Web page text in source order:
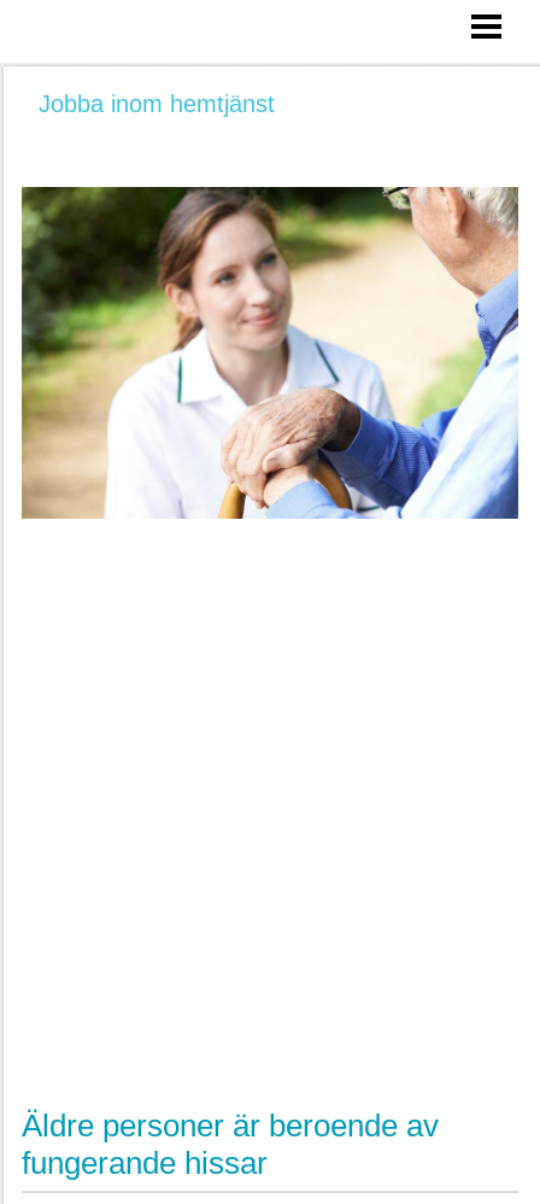
LÅG LÖN HEMTJÄNST?
SÅ FUNKAR HEMTJÄNST
BLOGG
Jobba inom hemtjänst
Äldre personer är beroende av
fungerande hissar